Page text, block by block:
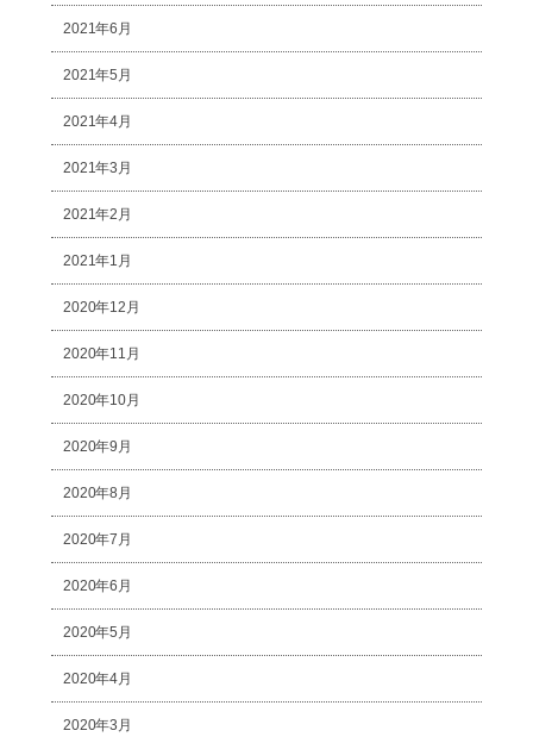
2021年6月
2021年5月
2021年4月
2021年3月
2021年2月
2021年1月
2020年12月
2020年11月
2020年10月
2020年9月
2020年8月
2020年7月
2020年6月
2020年5月
2020年4月
2020年3月